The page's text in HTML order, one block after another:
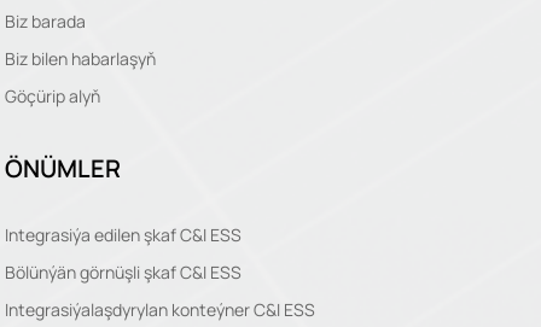
Biz barada
Biz bilen habarlaşyň
Göçürip alyň
ÖNÜMLER
Integrasiýa edilen şkaf C&I ESS
Bölünýän görnüşli şkaf C&I ESS
Integrasiýalaşdyrylan konteýner C&I ESS